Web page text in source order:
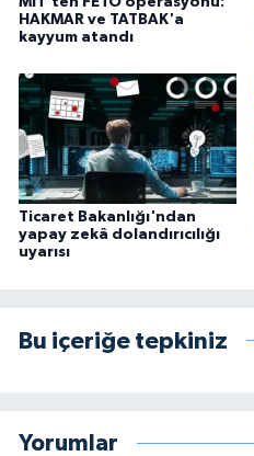
HAKMAR ve TATBAK'a
kayyum atandı
Ticaret Bakanlığı'ndan
yapay zekâ dolandırıcılığı
uyarısı
Bu içeriğe tepkiniz
Yorumlar